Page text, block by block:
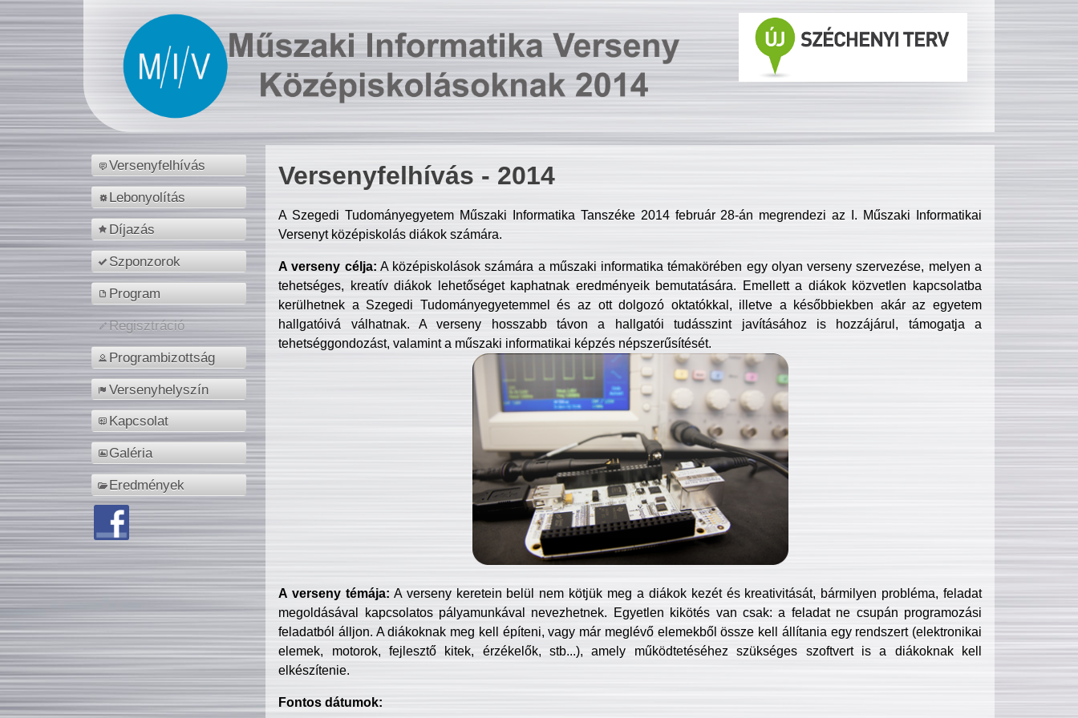
Versenyfelhívás
Lebonyolítás
Díjazás
Szponzorok
Program
Regisztráció
Programbizottság
Versenyhelyszín
Kapcsolat
Galéria
Eredmények
Versenyfelhívás - 2014
A Szegedi Tudományegyetem Műszaki Informatika Tanszéke 2014 február 28-án megrendezi az I. Műszaki Informatikai
Versenyt középiskolás diákok számára.
A verseny célja: A középiskolások számára a műszaki informatika témakörében egy olyan verseny szervezése, melyen a
tehetséges, kreatív diákok lehetőséget kaphatnak eredményeik bemutatására. Emellett a diákok közvetlen kapcsolatba
kerülhetnek a Szegedi Tudományegyetemmel és az ott dolgozó oktatókkal, illetve a későbbiekben akár az egyetem
hallgatóivá válhatnak. A verseny hosszabb távon a hallgatói tudásszint javításához is hozzájárul, támogatja a
tehetséggondozást, valamint a műszaki informatikai képzés népszerűsítését.
A verseny témája: A verseny keretein belül nem kötjük meg a diákok kezét és kreativitását, bármilyen probléma, feladat
megoldásával kapcsolatos pályamunkával nevezhetnek. Egyetlen kikötés van csak: a feladat ne csupán programozási
feladatból álljon. A diákoknak meg kell építeni, vagy már meglévő elemekből össze kell állítania egy rendszert (elektronikai
elemek, motorok, fejlesztő kitek, érzékelők, stb...), amely működtetéséhez szükséges szoftvert is a diákoknak kell
elkészítenie.
Fontos dátumok: